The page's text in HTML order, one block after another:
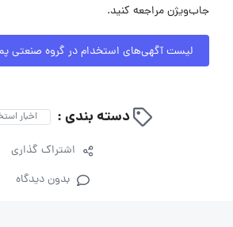
جاب‌ویژن مراجعه کنید.
لیست آگهی‌های استخدام در گروه صنعتی
دسته بندی : اخبار
اشتراک گذاری
بدون دیدگاه